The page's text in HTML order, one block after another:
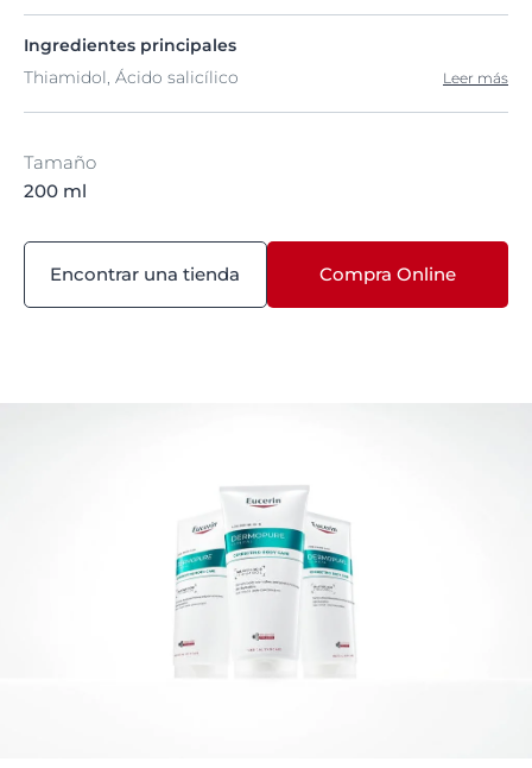
Ingredientes principales
Thiamidol, Ácido salicílico
Leer más
Tamaño
200 ml
Encontrar una tienda Compra Online